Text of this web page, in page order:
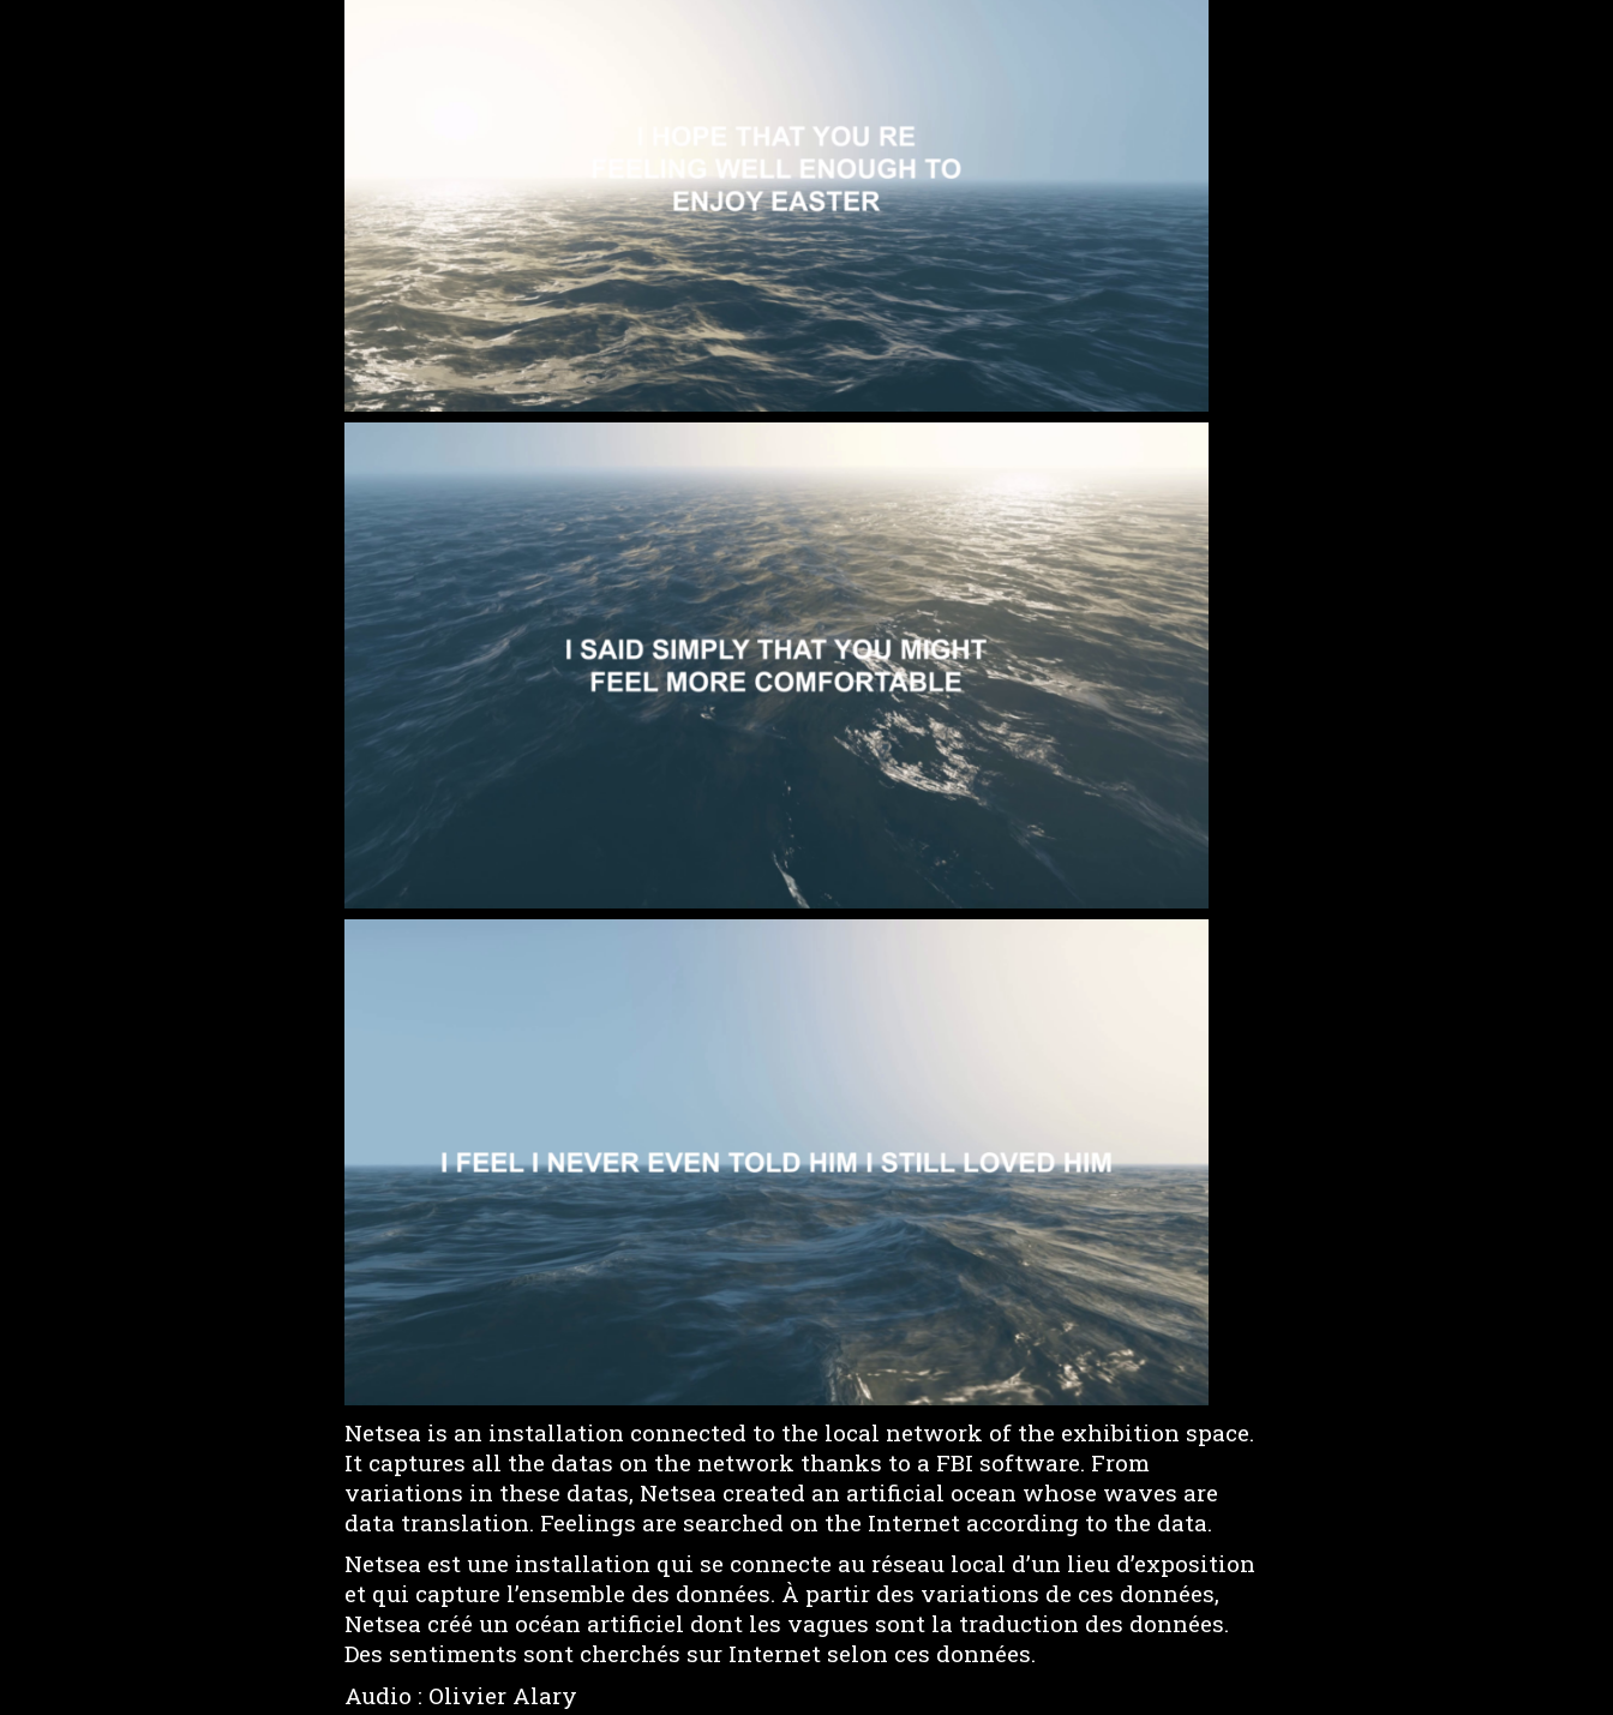
Netsea is an installation connected to the local network of the exhibition space.
It captures all the datas on the network thanks to a FBI software. From
variations in these datas, Netsea created an artificial ocean whose waves are
data translation. Feelings are searched on the Internet according to the data.
Netsea est une installation qui se connecte au réseau local d’un lieu d’exposition
et qui capture l’ensemble des données. À partir des variations de ces données,
Netsea créé un océan artificiel dont les vagues sont la traduction des données.
Des sentiments sont cherchés sur Internet selon ces données.
Audio : Olivier Alary